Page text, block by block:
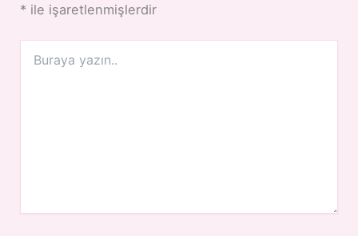
* ile işaretlenmişlerdir
yazın..